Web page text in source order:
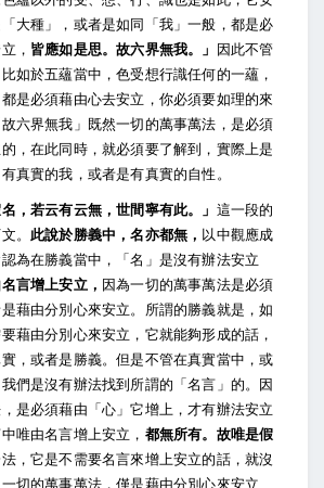
大種」，或者是如同「我」一般，都是必
， 皆應如是思。故六界無我。」
因此不管
如於五蘊當中，色受想行識任何的一蘊，
是必須藉由心去安立，你必須要如理的來
六界無我」既然一切的萬事萬法，是必須
，在此同時，就必須要了解到，實際上是
真實的我，或者是有真實的自性。
，若云有云無，世間寧有此。」 這一段的
。 此說於勝義中，名亦都無， 以中觀應成
為在勝義當中，「名」是沒有辦法安立
言增上安立， 因為一切的萬事萬法是必須
藉由分別心來安立。所謂的勝義就是，如
藉由分別心來安立，它就能夠形成的話，
，或者是勝義。但是不管在真實當中，或
們是沒有辦法找到所謂的「名言」的。因
是必須藉由「心」它增上，才有辦法安立
唯由名言增上安立， 都無所有。故唯是假
，它是不需要名言來增上安立的話，就沒
切的萬事萬法，僅是藉由分別心來安立